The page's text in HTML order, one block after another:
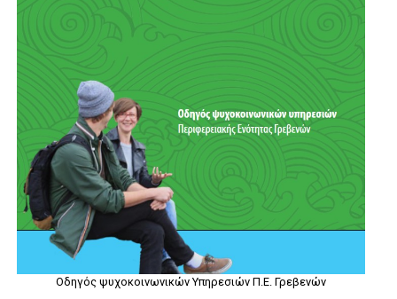
Οδηγός ψυχοκοινωνικών Υπηρεσιών Π.Ε. Γρεβενών